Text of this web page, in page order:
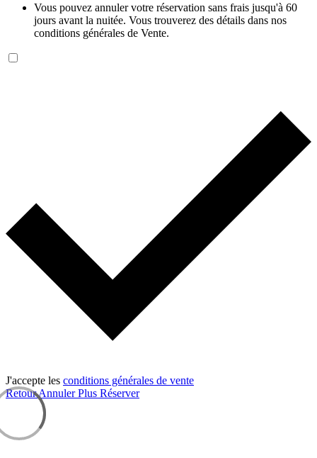
Vous pouvez annuler votre réservation sans frais jusqu'à 60
jours avant la nuitée. Vous trouverez des détails dans nos
conditions générales de Vente.
J'accepte les conditions générales de vente
RetourAnnulerPlus Réserver